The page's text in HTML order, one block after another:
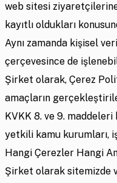
web sitesi
kayıtlı oldukları
Aynı zamanda kişisel
çerçevesince de
Şirket olarak, Çerez
amaçların
KVKK 8. ve 9.
yetkili kamu kurumları,
Hangi Çerezler Hangi
Şirket olarak sitemizde